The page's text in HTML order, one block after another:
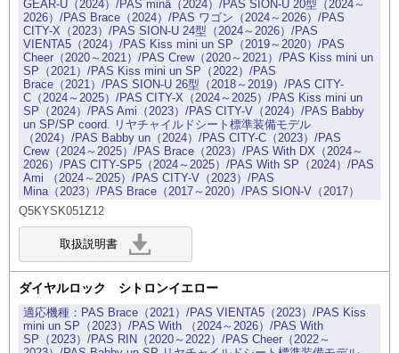
GEAR-U（2024）/PAS minä（2024）/PAS SION-U 20型（2024～
2026）/PAS Brace（2024）/PAS ワゴン（2024～2026）/PAS
CITY-X（2023）/PAS SION-U 24型（2024～2026）/PAS
VIENTA5（2024）/PAS Kiss mini un SP（2019～2020）/PAS
Cheer（2020～2021）/PAS Crew（2020～2021）/PAS Kiss mini un
SP（2021）/PAS Kiss mini un SP（2022）/PAS
Brace（2021）/PAS SION-U 26型（2018～2019）/PAS CITY-
C（2024～2025）/PAS CITY-X（2024～2025）/PAS Kiss mini un
SP（2024）/PAS Ami（2023）/PAS CITY-V（2024）/PAS Babby
un SP/SP coord. リヤチャイルドシート標準装備モデル
（2024）/PAS Babby un（2024）/PAS CITY-C（2023）/PAS
Crew（2024～2025）/PAS Brace（2023）/PAS With DX（2024～
2026）/PAS CITY-SP5（2024～2025）/PAS With SP（2024）/PAS
Ami （2024～2025）/PAS CITY-V（2023）/PAS
Mina（2023）/PAS Brace（2017～2020）/PAS SION-V（2017）
Q5KYSK051Z12
ダイヤルロック シトロンイエロー
PAS Brace（2021）/PAS VIENTA5（2023）/PAS Kiss
mini un SP（2023）/PAS With （2024～2026）/PAS With
SP（2023）/PAS RIN（2020～2022）/PAS Cheer（2022～